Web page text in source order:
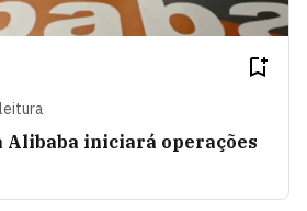
leitura
Alibaba iniciará operações